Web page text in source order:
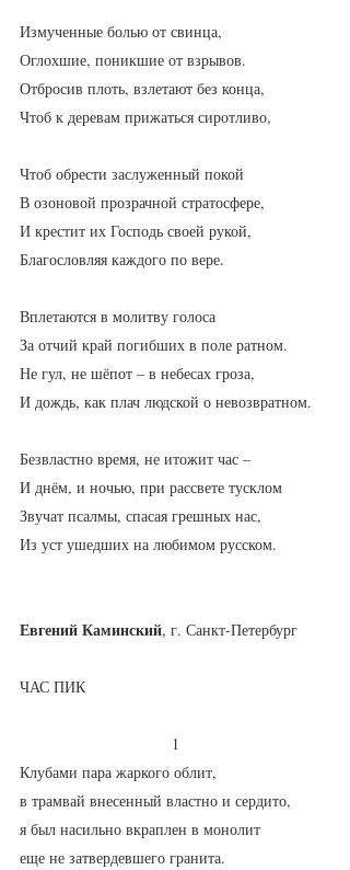
Измученные болью от свинца,
Оглохшие, поникшие от взрывов.
Отбросив плоть, взлетают без конца,
Чтоб к деревам прижаться сиротливо,
Чтоб обрести заслуженный покой
В озоновой прозрачной стратосфере,
И крестит их Господь своей рукой,
Благословляя каждого по вере.
Вплетаются в молитву голоса
За отчий край погибших в поле ратном.
Не гул, не шёпот – в небесах гроза,
И дождь, как плач людской о невозвратном.
Безвластно время, не итожит час –
И днём, и ночью, при рассвете тусклом
Звучат псалмы, спасая грешных нас,
Из уст ушедших на любимом русском.
Евгений Каминский, г. Санкт-Петербург
ЧАС ПИК
1
Клубами пара жаркого облит,
в трамвай внесенный властно и сердито,
я был насильно вкраплен в монолит
еще не затвердевшего гранита.